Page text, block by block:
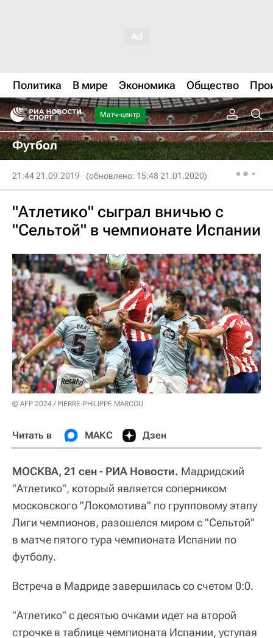
Политика В мире Экономика Общество
Матч-центр
Футбол
21:44 21.09.2019 (обновлено: 15:48 21.01.2020)
"Атлетико" сыграл вничью с
"Сельтой" в чемпионате Испании
© AFP 2024 / PIERRE-PHILIPPE MARCOU
Читать в МАКС Дзен
МОСКВА, 21 сен - РИА Новости. Мадридский
"Атлетико", который является соперником
московского "Локомотива" по групповому этапу
Лиги чемпионов, разошелся миром с "Сельтой"
в матче пятого тура чемпионата Испании по
футболу.
Встреча в Мадриде завершилась со счетом 0:0.
"Атлетико" с десятью очками идет на второй
строчке в таблице чемпионата Испании, уступая